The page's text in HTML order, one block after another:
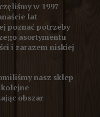
w 1997
lat
poznać potrzeby
asortymentu
i zarazem niskiej
nasz sklep
obszar